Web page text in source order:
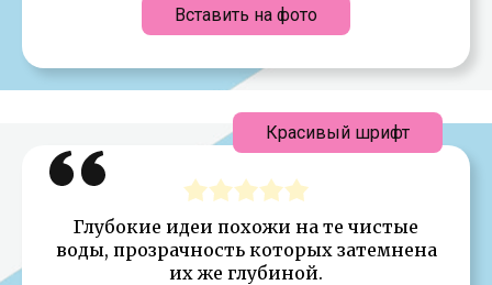
Вставить на фото
Глубокие идеи похожи на те чистые
воды, прозрачность которых затемнена
их же глубиной.
Красивый шрифт